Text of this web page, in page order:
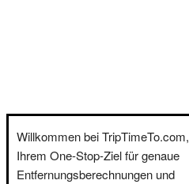
Willkommen bei TripTimeTo.com,
Ihrem One-Stop-Ziel für genaue
Entfernungsberechnungen und